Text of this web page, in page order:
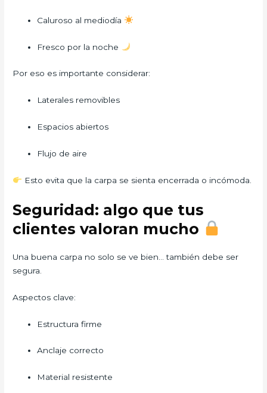
Caluroso al mediodía
Fresco por la noche
Por eso es importante considerar:
Laterales removibles
Espacios abiertos
Flujo de aire
Esto evita que la carpa se sienta encerrada o incómoda.
Seguridad: algo que tus
clientes valoran mucho
Una buena carpa no solo se ve bien… también debe ser
segura.
Aspectos clave:
Estructura firme
Anclaje correcto
Material resistente